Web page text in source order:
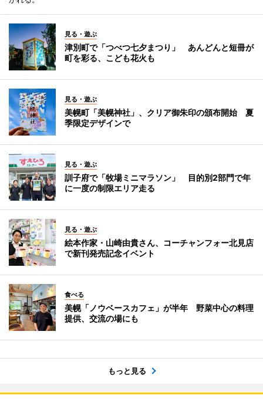
見る・遊ぶ
津別町で「つべつ七夕まつり」 あんどんと短冊が
町を彩る、こども花火も
見る・遊ぶ
美幌町「美幌神社」、クリア御朱印の頒布開始 夏
季限定デザインで
見る・遊ぶ
訓子府で「牧場ミニマラソン」 目的別2部門で年
に一度の制限エリア走る
見る・遊ぶ
絵本作家・山崎由貴さん、コーチャンフォー北見店
で新刊発売記念イベント
食べる
美幌「ノウベースカフェ」が半年 野菜中心の料理
提供、交流の場にも
もっと見る